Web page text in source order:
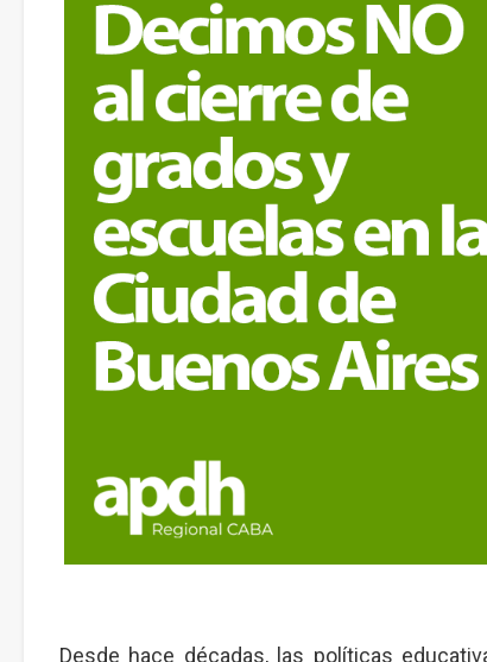
Desde hace décadas, las políticas